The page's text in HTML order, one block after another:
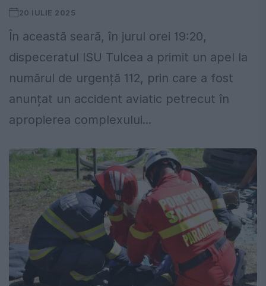
20 IULIE 2025
În această seară, în jurul orei 19:20,
dispeceratul ISU Tulcea a primit un apel la
numărul de urgență 112, prin care a fost
anunțat un accident aviatic petrecut în
apropierea complexului...